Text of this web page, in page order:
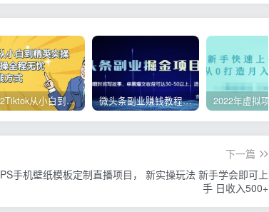
2022Tiktok从小白到精英实操，0-1保姆级实操全程无忧，多种变现赚钱方式 微头条副业赚钱教程，项目单号单天做到50-100+收益
下一篇
PS手机壁纸模板定制直播项目， 新实操玩法 新手学会即可上
手 日收入500+